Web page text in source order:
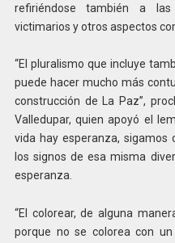
refiriéndose también a las
victimarios y otros aspectos
“El pluralismo que incluye
puede hacer mucho más
construcción de La Paz”,
Valledupar, quien apoyó el
vida hay esperanza, sigamos
los signos de esa misma
esperanza.
“El colorear, de alguna
porque no se colorea con